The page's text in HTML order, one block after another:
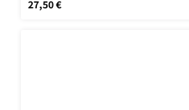
Regulärer Preis:
27,50 €